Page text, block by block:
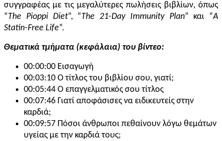
συγγραφέας με τις μεγαλύτερες πωλήσεις βιβλίων, όπως
“The Pioppi Diet”, “The 21-Day Immunity Plan” και “A
Statin-Free Life”.
Θεματικά τμήματα (κεφάλαια) του βίντεο:
00:00:00 Εισαγωγή
00:03:10 Ο τίτλος του βιβλίου σου, γιατί;
00:05:44 Ο επαγγελματικός σου τίτλος
00:07:46 Γιατί αποφάσισες να ειδικευτείς στην
καρδιά;
00:09:57 Πόσοι άνθρωποι πεθαίνουν λόγω θεμάτων
υγείας με την καρδιά τους;